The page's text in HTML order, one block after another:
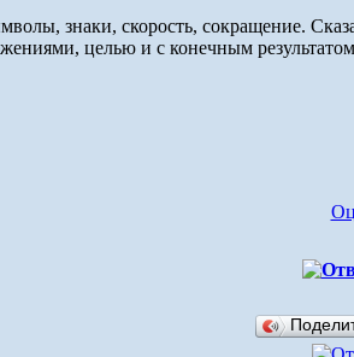
знаки, скорость, сокращение.
целью и с конечным